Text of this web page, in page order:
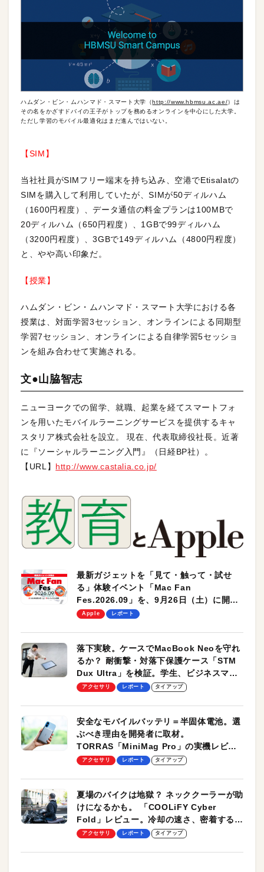
ハムダン・ビン・ムハンマド・スマート大学（http://www.hbmsu.ac.ae/）は
その名をかざすドバイの王子がトップを務めるオンラインを中心にした大学。
ただし学習のモバイル最適化はまだ進んではいない。
【SIM】
当社社員がSIMフリー端末を持ち込み、空港でEtisalatの
SIMを購入して利用していたが、SIMが50ディルハム
（1600円程度）、データ通信の料金プランは100MBで
20ディルハム（650円程度）、1GBで99ディルハム
（3200円程度）、3GBで149ディルハム（4800円程度）
と、やや高い印象だ。
【授業】
ハムダン・ビン・ムハンマド・スマート大学における各
授業は、対面学習3セッション、オンラインによる同期型
学習7セッション、オンラインによる自律学習5セッショ
ンを組み合わせて実施される。
文●山脇智志
ニューヨークでの留学、就職、起業を経てスマートフォ
ンを用いたモバイルラーニングサービスを提供するキャ
スタリア株式会社を設立。 現在、代表取締役社長。近著
に『ソーシャルラーニング入門』（日経BP社）。
【URL】 http://www.castalia.co.jp/
最新ガジェットを「見て・触って・試せ
る」体験イベント「Mac Fan
Fes.2026.09」を、9月26日（土）に開催
します！
Apple レポート
落下実験。ケースでMacBook Neoを守れ
るか？ 耐衝撃・対落下保護ケース「STM
Dux Ultra」を検証。学生、ビジネスマン
のモバイルユースに最適！
アクセサリ レポート タイアップ
安全なモバイルバッテリ＝半固体電池。選
ぶべき理由を開発者に取材。
TORRAS「MiniMag Pro」の実機レビュ
ーも
アクセサリ レポート タイアップ
夏場のバイクは地獄？ ネッククーラーが助
けになるかも。 「COOLiFY Cyber
Fold」レビュー。冷却の速さ、密着する冷
却プレート、シンプルな操作性がグッド！
アクセサリ レポート タイアップ